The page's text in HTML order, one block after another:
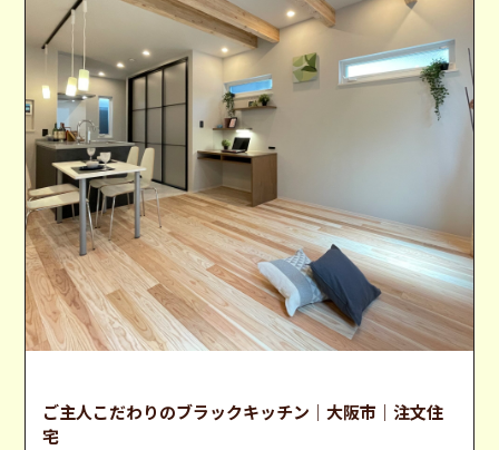
ご主人こだわりのブラックキッチン｜大阪市｜注文住
宅